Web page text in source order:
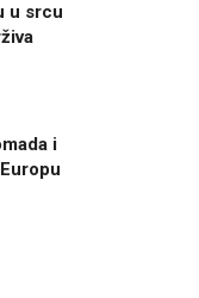
u srcu
i